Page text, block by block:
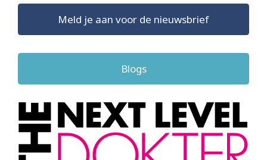
Meld je aan voor de nieuwsbrief
Blogs